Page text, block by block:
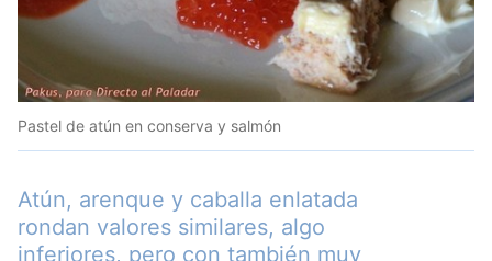
Pastel de atún en conserva y salmón
Atún, arenque y caballa enlatada
rondan valores similares, algo
inferiores, pero con también muy